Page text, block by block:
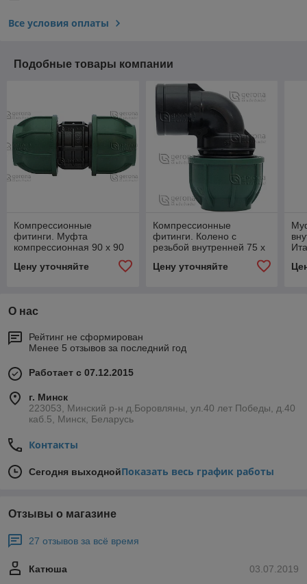
Все условия оплаты
Подобные товары компании
Компрессионные
фитинги. Муфта
компрессионная 90 х 90
Цену уточняйте
Компрессионные
фитинги. Колено с
резьбой внутренней 75 х
2"1/2, отвод 90° для ПЭ
Цену уточняйте
О нас
Рейтинг не сформирован
Менее 5 отзывов за последний год
Работает с 07.12.2015
г. Минск
223053, Минский р-н д.Боровляны, ул.40 лет Победы, д.40
каб.5, Минск, Беларусь
Контакты
Сегодня выходнойПоказать весь график работы
Отзывы о магазине
27 отзывов за всё время
03.07.2019
Катюша